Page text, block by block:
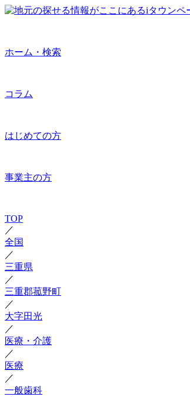
ホーム・検索
コラム
はじめての方
事業主の方
TOP
／
全国
／
三重県
／
三重郡菰野町
／
大字田光
／
医療・介護
／
医療
／
一般歯科